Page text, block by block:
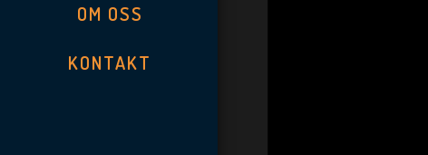
OM OSS
KONTAKT